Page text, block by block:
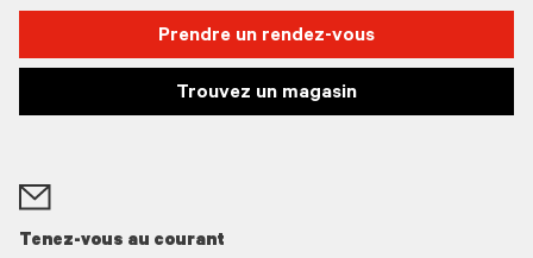
Prendre un rendez-vous
Trouvez un magasin
Tenez-vous au courant